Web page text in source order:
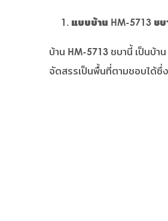
แบบบ้าน HM-5713 ชบ
บ้าน HM-5713 ชบานี้ เป็นบ้
จัดสรรเป็นพื้นที่ตามชอบได้ซึ่